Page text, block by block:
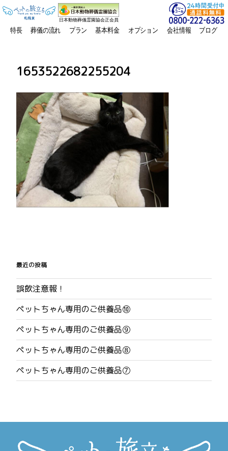
日本動物葬儀霊園協会正会員
特長 葬儀の流れ プラン 基本料金 オプション 会社情報 ブログ
1653522682255204
稿
ナ
ビ
ゲ
ー
シ
最近の投稿
誤飲注意報！
ペットちゃん専用のご供養品⑩
ペットちゃん専用のご供養品⑨
ペットちゃん専用のご供養品⑧
ペットちゃん専用のご供養品⑦